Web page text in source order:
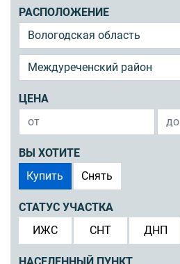
РАСПОЛОЖЕНИЕ
ЦЕНА
ВЫ ХОТИТЕ
Купить
Снять
СТАТУС УЧАСТКА
ИЖС
СНТ ДНП